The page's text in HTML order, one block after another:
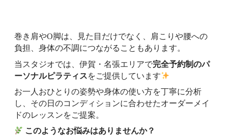
巻き肩やO脚は、見た目だけでなく、肩こりや腰への
負担、身体の不調につながることもあります。
当スタジオでは、伊賀・名張エリアで完全予約制のパ
ーソナルピラティスをご提供しています
お一人おひとりの姿勢や身体の使い方を丁寧に分析
し、その日のコンディションに合わせたオーダーメイ
ドのレッスンをご提案。
このようなお悩みはありませんか？